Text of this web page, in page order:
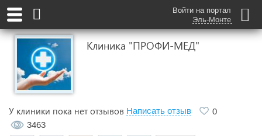
Войти на портал
Эль-Монте
Клиника "ПРОФИ-МЕД"
У клиники пока нет отзывов Написать отзыв
0
3463